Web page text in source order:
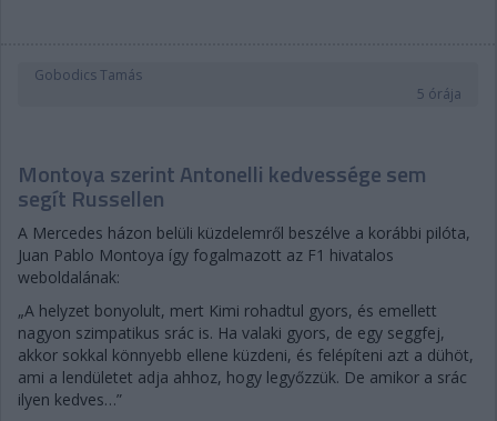
Gobodics Tamás
5 órája
Montoya szerint Antonelli kedvessége sem
segít Russellen
A Mercedes házon belüli küzdelemről beszélve a korábbi pilóta,
Juan Pablo Montoya így fogalmazott az F1 hivatalos
weboldalának:
„A helyzet bonyolult, mert Kimi rohadtul gyors, és emellett
nagyon szimpatikus srác is. Ha valaki gyors, de egy seggfej,
akkor sokkal könnyebb ellene küzdeni, és felépíteni azt a dühöt,
ami a lendületet adja ahhoz, hogy legyőzzük. De amikor a srác
ilyen kedves…”